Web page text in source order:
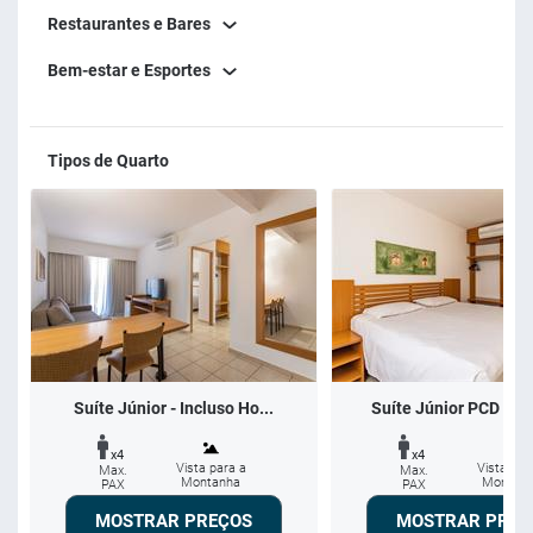
Restaurantes e Bares
Bem-estar e Esportes
Tipos de Quarto
Suíte Júnior - Incluso Ho...
x4
Max.
PAX
Vista para a
Montanha
MOSTRAR PREÇOS
Suíte Júnior PCD -
x4
Max.
PAX
Vista
MOSTRAR